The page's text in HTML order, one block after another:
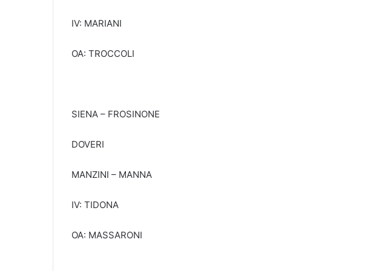
IV: MARIANI
OA: TROCCOLI
SIENA – FROSINONE
DOVERI
MANZINI – MANNA
IV: TIDONA
OA: MASSARONI